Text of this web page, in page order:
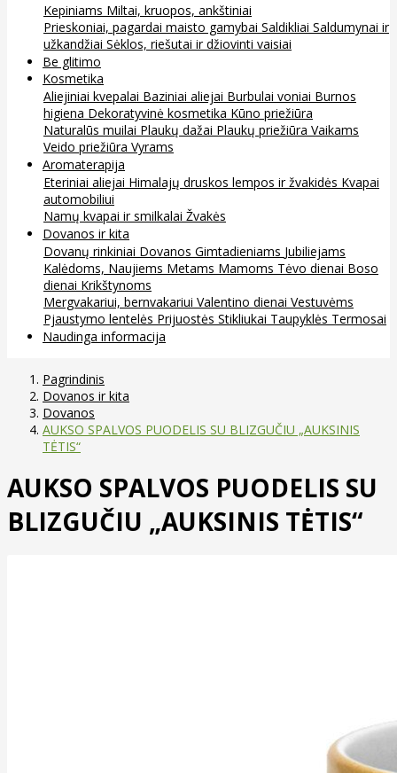
Kepiniams Miltai, kruopos, ankštiniai
Prieskoniai, pagardai maisto gamybai Saldikliai Saldumynai ir
užkandžiai Sėklos, riešutai ir džiovinti vaisiai
Be glitimo
Kosmetika
Aliejiniai kvepalai Baziniai aliejai Burbulai voniai Burnos
higiena Dekoratyvinė kosmetika Kūno priežiūra
Naturalūs muilai Plaukų dažai Plaukų priežiūra Vaikams
Veido priežiūra Vyrams
Aromaterapija
Eteriniai aliejai Himalajų druskos lempos ir žvakidės Kvapai
automobiliui
Namų kvapai ir smilkalai Žvakės
Dovanos ir kita
Dovanų rinkiniai Dovanos Gimtadieniams Jubiliejams
Kalėdoms, Naujiems Metams Mamoms Tėvo dienai Boso
dienai Krikštynoms
Mergvakariui, bernvakariui Valentino dienai Vestuvėms
Pjaustymo lentelės Prijuostės Stikliukai Taupyklės Termosai
Naudinga informacija
Pagrindinis
Dovanos ir kita
Dovanos
AUKSO SPALVOS PUODELIS SU BLIZGUČIU „AUKSINIS
TĖTIS“
AUKSO SPALVOS PUODELIS SU
BLIZGUČIU „AUKSINIS TĖTIS“